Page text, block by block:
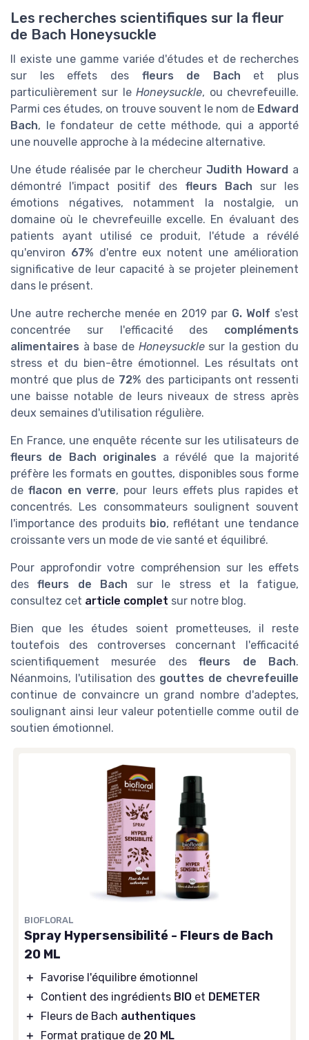
Les recherches scientifiques sur la fleur
de Bach Honeysuckle
Il existe une gamme variée d'études et de recherches
sur les effets des fleurs de Bach et plus
particulièrement sur leHoneysuckle, ou chevrefeuille.
Parmi ces études, on trouve souvent le nom de Edward
Bach, le fondateur de cette méthode, qui a apporté
une nouvelle approche à la médecine alternative.
Une étude réalisée par le chercheur Judith Howard a
démontré l'impact positif des fleurs Bach sur les
émotions négatives, notamment la nostalgie, un
domaine où le chevrefeuille excelle. En évaluant des
patients ayant utilisé ce produit, l'étude a révélé
qu'environ 67% d'entre eux notent une amélioration
significative de leur capacité à se projeter pleinement
dans le présent.
Une autre recherche menée en 2019 par G. Wolf s'est
concentrée sur l'efficacité des compléments
alimentaires à base de Honeysucklesur la gestion du
stress et du bien-être émotionnel. Les résultats ont
montré que plus de 72% des participants ont ressenti
une baisse notable de leurs niveaux de stress après
deux semaines d'utilisation régulière.
En France, une enquête récente sur les utilisateurs de
fleurs de Bach originales a révélé que la majorité
préfère les formats en gouttes, disponibles sous forme
deflacon en verre, pour leurs effets plus rapides et
concentrés. Les consommateurs soulignent souvent
l'importance des produits bio, reflétant une tendance
croissante vers un mode de vie santé et équilibré.
Pour approfondir votre compréhension sur les effets
desfleurs de Bach sur le stress et la fatigue,
consultez cet article complet sur notre blog.
Bien que les études soient prometteuses, il reste
toutefois des controverses concernant l'efficacité
scientifiquement mesurée desfleurs de Bach.
Néanmoins, l'utilisation des gouttes de chevrefeuille
continue de convaincre un grand nombre d'adeptes,
soulignant ainsi leur valeur potentielle comme outil de
soutien émotionnel.
BIOFLORAL
Spray Hypersensibilité - Fleurs de Bach
20 ML
＋
Favorise l'équilibre émotionnel
＋
Contient des ingrédients BIO et DEMETER
＋
Fleurs de Bach authentiques
＋
Format pratique de 20 ML